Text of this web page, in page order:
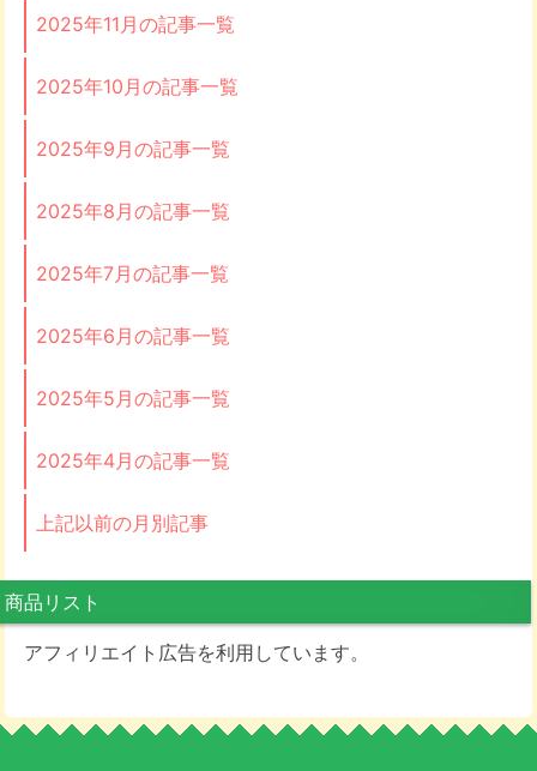
2025年11月の記事一覧
2025年10月の記事一覧
2025年9月の記事一覧
2025年8月の記事一覧
2025年7月の記事一覧
2025年6月の記事一覧
2025年5月の記事一覧
2025年4月の記事一覧
上記以前の月別記事
商品リスト
アフィリエイト広告を利用しています。